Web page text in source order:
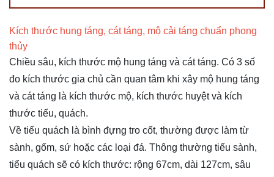
Kích thước hung táng, cát táng, mộ cải táng chuẩn phong
thủy
Chiều sâu, kích thước mộ hung táng và cát táng. Có 3 số
đo kích thước gia chủ cần quan tâm khi xây mộ hung táng
và cát táng là kích thước mộ, kích thước huyệt và kích
thước tiểu, quách.
Về tiểu quách là bình đựng tro cốt, thường được làm từ
sành, gốm, sứ hoặc các loại đá. Thông thường tiểu sành,
tiểu quách sẽ có kích thước: rộng 67cm, dài 127cm, sâu